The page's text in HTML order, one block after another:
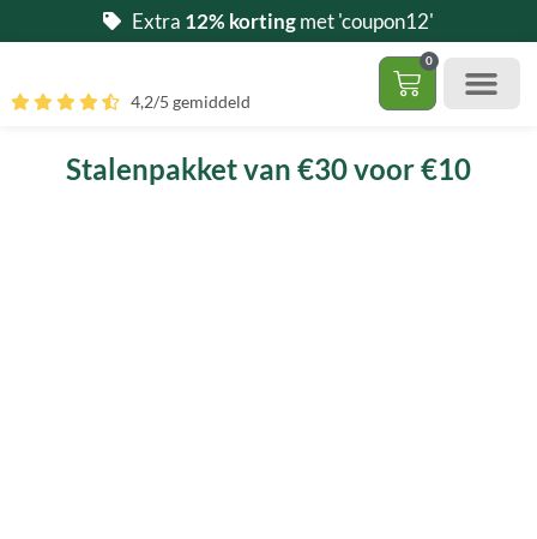
naar
inhoud
Extra 12% kortingmet 'coupon12'
0
4,2/5 gemiddeld
Stalenpakket van €30 voor €10